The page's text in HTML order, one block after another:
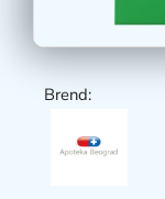
Brend: